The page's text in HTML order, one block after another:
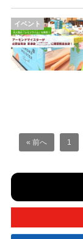
イベント
« 前へ 1